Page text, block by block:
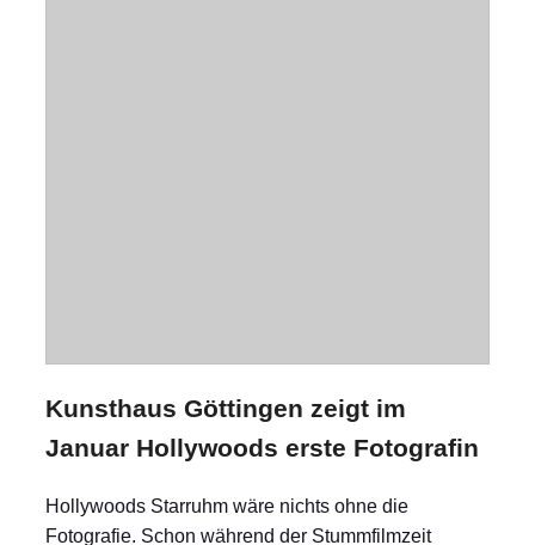
Kunsthaus Göttingen zeigt im
Januar Hollywoods erste Fotografin
Hollywoods Starruhm wäre nichts ohne die
Fotografie. Schon während der Stummfilmzeit